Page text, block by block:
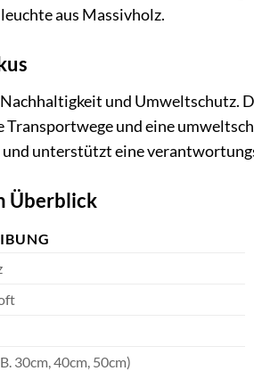
aus Massivholz.
und Umweltschutz.
Transportwege und eine
und unterstützt eine
Überblick
30cm, 40cm, 50cm)